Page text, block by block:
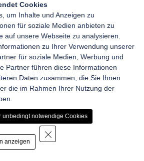
Cookies
um Inhalte und Anzeigen zu
für soziale Medien anbieten zu
auf unsere Webseite zu analysieren.
zu Ihrer Verwendung unserer
für soziale Medien, Werbung und
Partner führen diese Informationen
Daten zusammen, die Sie Ihnen
die im Rahmen Ihrer Nutzung der
unbedingt notwendige Cookies
anzeigen